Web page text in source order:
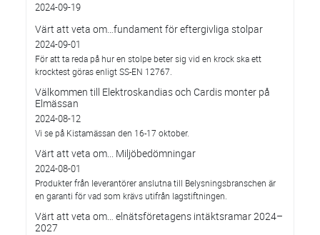
2024-09-19
Värt att veta om…fundament för eftergivliga stolpar
2024-09-01
För att ta reda på hur en stolpe beter sig vid en krock ska ett
krocktest göras enligt SS-EN 12767.
Välkommen till Elektroskandias och Cardis monter på
Elmässan
2024-08-12
Vi se på Kistamässan den 16-17 oktober.
Värt att veta om... Miljöbedömningar
2024-08-01
Produkter från leverantörer anslutna till Belysningsbranschen är
en garanti för vad som krävs utifrån lagstiftningen.
Värt att veta om… elnätsföretagens intäktsramar 2024–
2027